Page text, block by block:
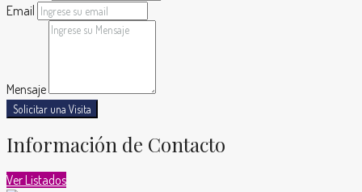
Email
Mensaje
Solicitar una Visita
Información de Contacto
Ver Listados